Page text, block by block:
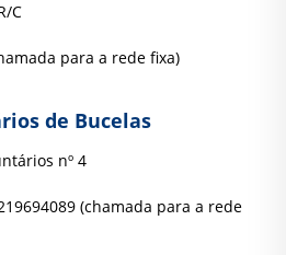
C
para a rede fixa)
de Bucelas
nº 4
(chamada para a rede